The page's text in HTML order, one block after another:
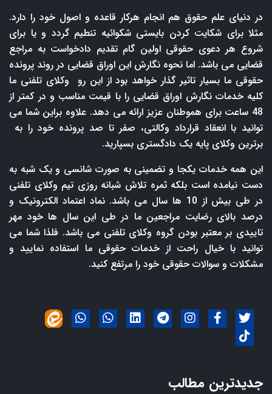
در دنیای علم حقوق هم انجام هرکار قاعده و اصول خود را دارد.
مثلا برای شکایت کردن بایستی شکوائیه تنطیم گردد و یا برای
شروع هر دعوی حقوقی اولین گام تقدیم دادخواست به مراجع
قضایی می باشد. اما نحوه نگارش این اوراق قضایی در روند پرونده
حقوقی ما بسیار تاثیر گذار خواهد بود از این رو وکلای تلفنی ما
کلیه خدمات نگارش اوراق قضایی را با قیمت مناسب و در کمتر از
48 ساعت برای هموطنان عزیز ارائه می دهد. علاوه براین شما می
توانید با انعقاد قرارداد وکالتی، صفر تا صد پرونده خود را به
برترین وکلای پایه یک دادگستری بسپارید.
این همه خدمات یکجا و تضمینی به صورت شانسی و یک شبه به
دست نیامده است بلکه ثمره تلاش شبانه روزی تیم وکلای تلفنی
در طی بیش از 10 ها سال می باشد. نماد اعتماد الکترونیک و
درصد بالای رضایت مراجعین ما در طی این سال ها خود مهر
تاییدی بر معتبر بودن گروه وکلای تلفنی می باشد. فلذا شما می
توانید با خیال راحت از خدمات حقوقی ما استفاده نمایید و
مشکلات و سوالات حقوقی خود را مرتفع کنید.
جدیدترین مطالب